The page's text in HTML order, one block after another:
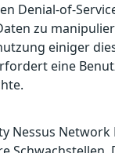
Denial-of-
zu
einiger
eine
Nessus